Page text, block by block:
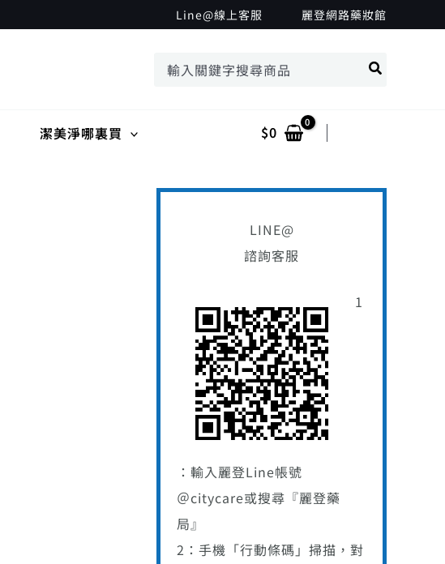
Line@線上客服 麗登網路藥妝館
尋：
潔美淨哪裏買 $0
LINE@
諮詢客服
1
：輸入麗登Line帳號
＠citycare或搜尋『麗登藥
局』
2：手機「行動條碼」掃描，對
關